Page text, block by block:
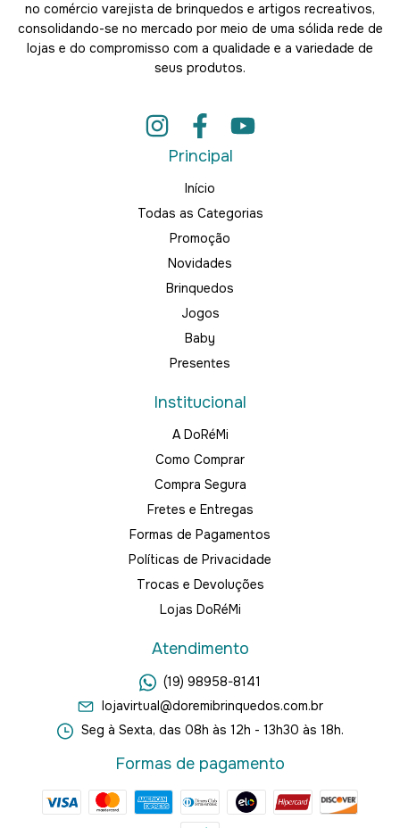
no comércio varejista de brinquedos e artigos recreativos,
consolidando-se no mercado por meio de uma sólida rede de
lojas e do compromisso com a qualidade e a variedade de
seus produtos.
Principal
Início
Todas as Categorias
Promoção
Novidades
Brinquedos
Jogos
Baby
Presentes
Institucional
A DoRéMi
Como Comprar
Compra Segura
Fretes e Entregas
Formas de Pagamentos
Políticas de Privacidade
Trocas e Devoluções
Lojas DoRéMi
Atendimento
(19) 98958-8141
lojavirtual@doremibrinquedos.com.br
Seg à Sexta, das 08h às 12h - 13h30 às 18h.
Formas de pagamento